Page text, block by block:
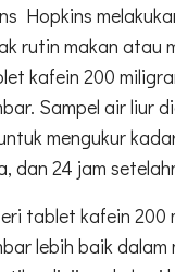
Hopkins
rutin makan atau
kafein 200
Sampel air liur
mengukur
dan 24 jam
tablet kafein 200
lebih baik